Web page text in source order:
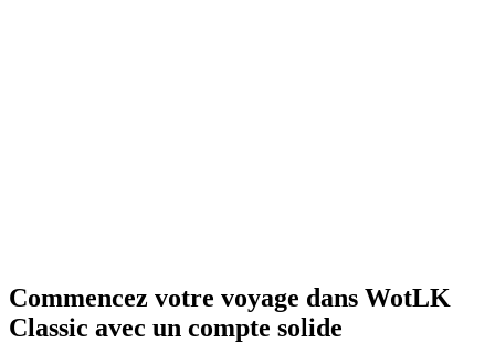
Commencez votre voyage dans WotLK
Classic avec un compte solide